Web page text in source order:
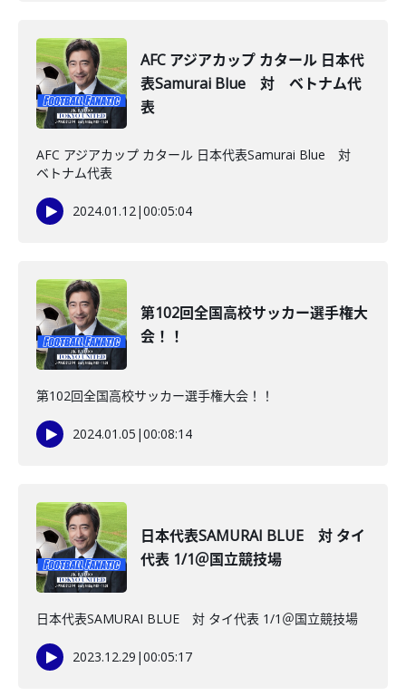
AFC アジアカップ カタール 日本代
表Samurai Blue 対 ベトナム代
表
AFC アジアカップ カタール 日本代表Samurai Blue 対
ベトナム代表
2024.01.12|00:05:04
第102回全国高校サッカー選手権大
会！！
第102回全国高校サッカー選手権大会！！
2024.01.05 |00:08:14
日本代表SAMURAI BLUE 対 タイ
代表 1/1＠国立競技場
日本代表SAMURAI BLUE 対 タイ代表 1/1＠国立競技場
2023.12.29 |00:05:17